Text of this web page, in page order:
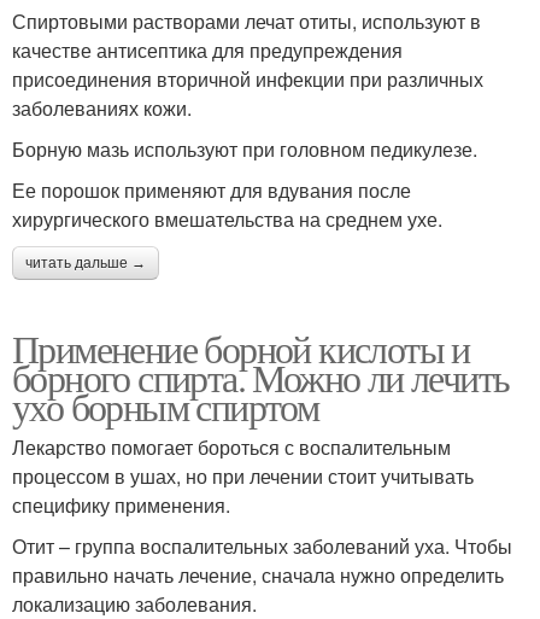
Спиртовыми растворами лечат отиты, используют в
качестве антисептика для предупреждения
присоединения вторичной инфекции при различных
заболеваниях кожи.
Борную мазь используют при головном педикулезе.
Ее порошок применяют для вдувания после
хирургического вмешательства на среднем ухе.
читать дальше →
Применение борной кислоты и
борного спирта. Можно ли лечить
ухо борным спиртом
Лекарство помогает бороться с воспалительным
процессом в ушах, но при лечении стоит учитывать
специфику применения.
Отит – группа воспалительных заболеваний уха. Чтобы
правильно начать лечение, сначала нужно определить
локализацию заболевания.